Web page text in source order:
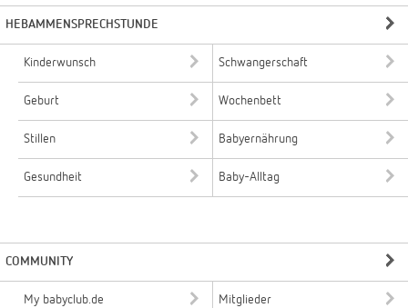
HEBAMMENSPRECHSTUNDE
Kinderwunsch Schwangerschaft
Geburt Wochenbett
Stillen Babyernährung
Gesundheit Baby-Alltag
COMMUNITY
My babyclub.de Mitglieder